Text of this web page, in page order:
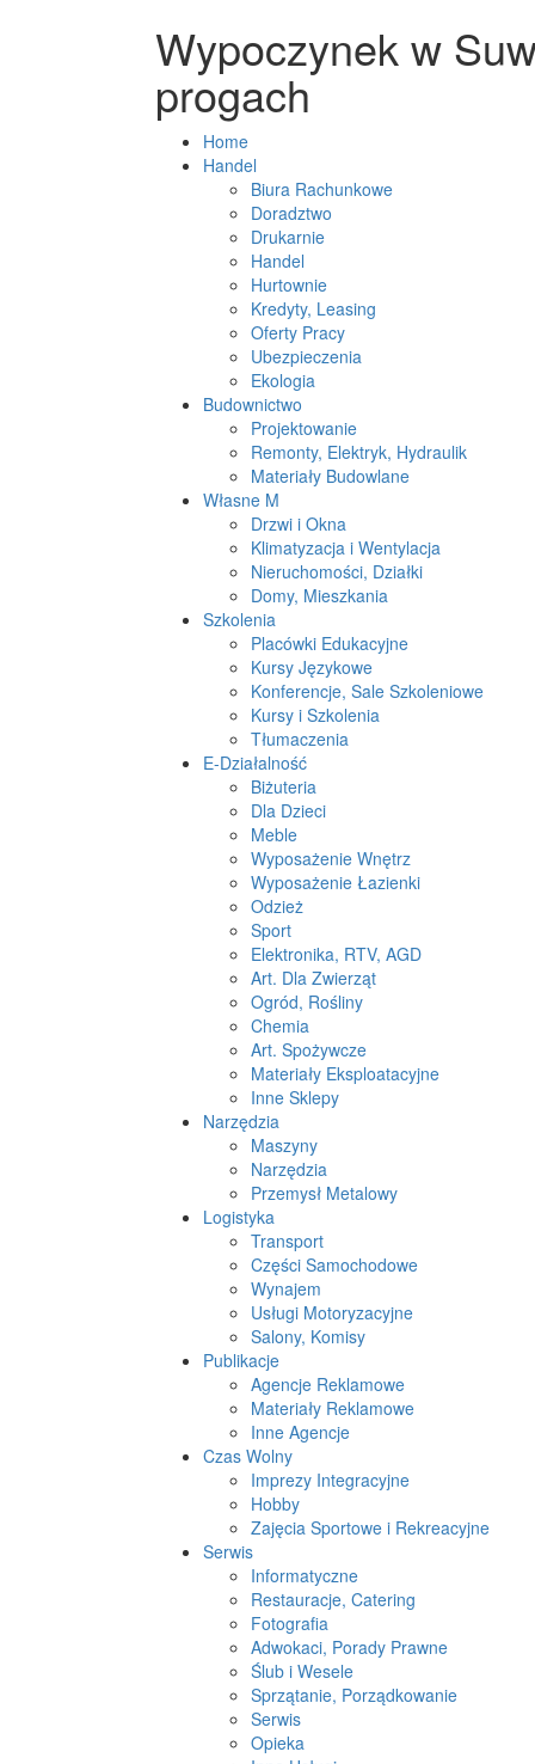
Wypoczynek w
progach
Home
Handel
Biura Rachunkowe
Doradztwo
Drukarnie
Handel
Hurtownie
Kredyty, Leasing
Oferty Pracy
Ubezpieczenia
Ekologia
Budownictwo
Projektowanie
Remonty, Elektryk, Hydraulik
Materiały Budowlane
Własne M
Drzwi i Okna
Klimatyzacja i Wentylacja
Nieruchomości, Działki
Domy, Mieszkania
Szkolenia
Placówki Edukacyjne
Kursy Językowe
Konferencje, Sale Szkoleniowe
Kursy i Szkolenia
Tłumaczenia
E-Działalność
Biżuteria
Dla Dzieci
Meble
Wyposażenie Wnętrz
Wyposażenie Łazienki
Odzież
Sport
Elektronika, RTV, AGD
Art. Dla Zwierząt
Ogród, Rośliny
Chemia
Art. Spożywcze
Materiały Eksploatacyjne
Inne Sklepy
Narzędzia
Maszyny
Narzędzia
Przemysł Metalowy
Logistyka
Transport
Części Samochodowe
Wynajem
Usługi Motoryzacyjne
Salony, Komisy
Publikacje
Agencje Reklamowe
Materiały Reklamowe
Inne Agencje
Czas Wolny
Imprezy Integracyjne
Hobby
Zajęcia Sportowe i Rekreacyjne
Serwis
Informatyczne
Restauracje, Catering
Fotografia
Adwokaci, Porady Prawne
Ślub i Wesele
Sprzątanie, Porządkowanie
Serwis
Opieka